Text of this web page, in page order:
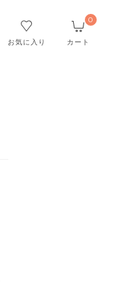
お気に入り カート
0